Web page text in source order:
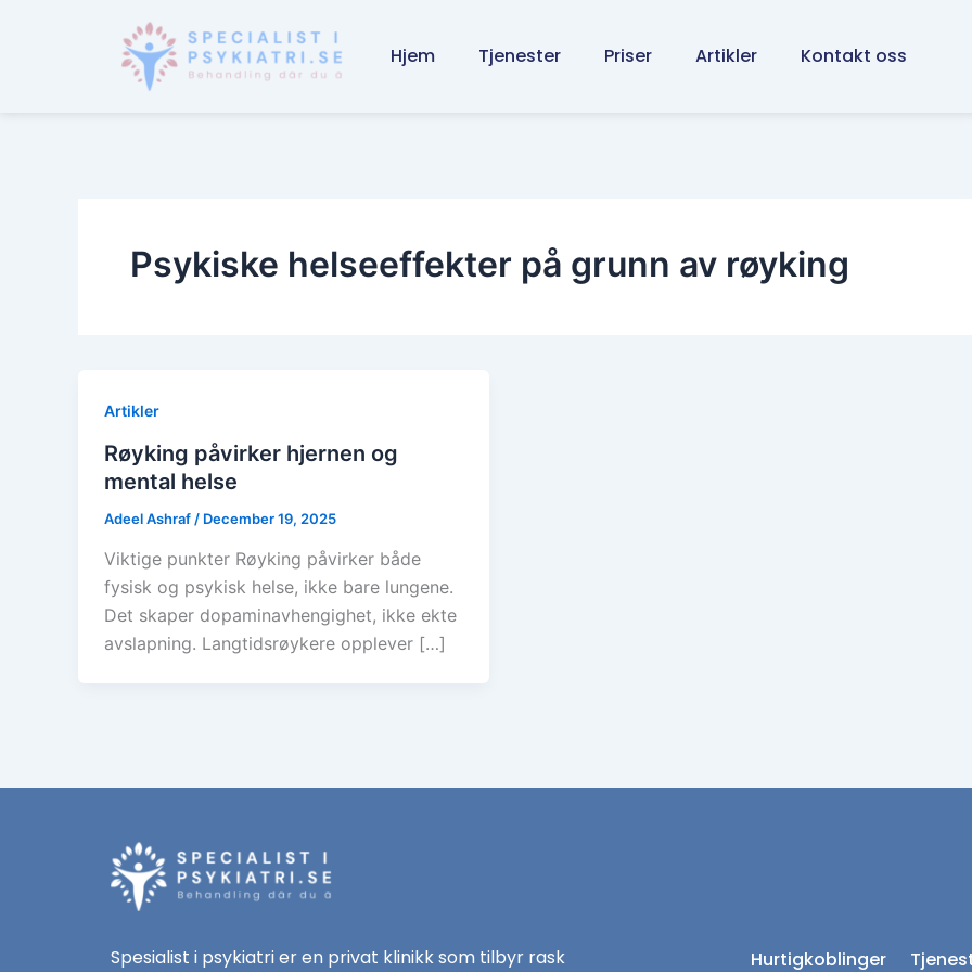
Hjem Tjenester Priser Artikler Kontakt oss
Psykiske helseeffekter på grunn av røyking
Artikler
Røyking påvirker hjernen og
mental helse
Adeel Ashraf / December 19, 2025
Viktige punkter Røyking påvirker både
fysisk og psykisk helse, ikke bare lungene.
Det skaper dopaminavhengighet, ikke ekte
avslapning. Langtidsrøykere opplever […]
Spesialist i psykiatri er en privat klinikk som tilbyr rask Hurtigkoblinger